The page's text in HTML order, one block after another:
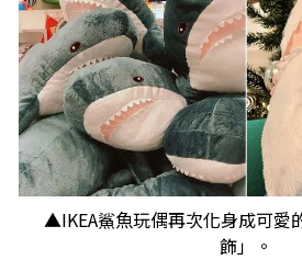
▲IKEA鯊魚玩偶再次化身成可愛
飾」。